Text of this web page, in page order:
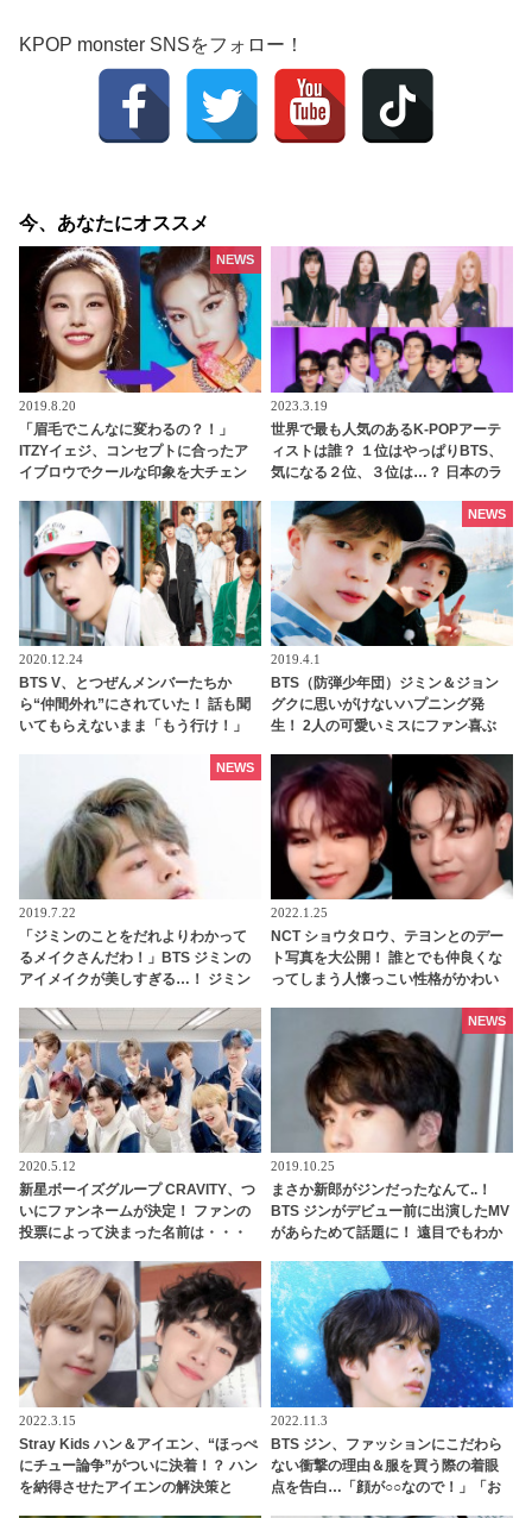
KPOP monster SNSをフォロー！
今、あなたにオススメ
2019.8.20
「眉毛でこんなに変わるの？！」
ITZYイェジ、コンセプトに合ったア
イブロウでクールな印象を大チェン
NEWS
2023.3.19
世界で最も人気のあるK-POPアーテ
ィストは誰？ １位はやっぱりBTS、
気になる２位、３位は…？ 日本のラ
ンクイン！ 各国の個性あふれるデー
タに注目殺到
2020.12.24
BTS V、とつぜんメンバーたちか
ら“仲間外れ”にされていた！ 話も聞
いてもらえないまま「もう行け！」
てからかうメンバーたちの団結力＆V
のリアクションに爆笑
2019.4.1
BTS（防弾少年団）ジミン＆ジョン
グクに思いがけないハプニング発
生！ 2人の可愛いミスにファン喜ぶ
NEWS
2019.7.22
「ジミンのことをだれよりわかって
るメイクさんだわ！」BTS ジミンの
アイメイクが美しすぎる…！ ジミン
ニックに脱帽…その妖艶さの秘訣が
明らかに
NEWS
2022.1.25
NCT ショウタロウ、テヨンとのデー
ト写真を大公開！ 誰とでも仲良くな
ってしまう人懐っこい性格がかわい
2020.5.12
新星ボーイズグループ CRAVITY、つ
いにファンネームが決定！ ファンの
投票によって決まった名前は・・・
2019.10.25
まさか新郎がジンだったなんて..！
BTS ジンがデビュー前に出演したMV
があらためて話題に！ 遠目でもわか
愕…貴重すぎる映像に感激
NEWS
2022.3.15
Stray Kids ハン＆アイエン、“ほっぺ
にチュー論争”がついに決着！？ ハン
を納得させたアイエンの解決策と
2022.11.3
BTS ジン、ファッションにこだわら
ない衝撃の理由＆服を買う際の着眼
点を告白…「顔が○○なので！」「お